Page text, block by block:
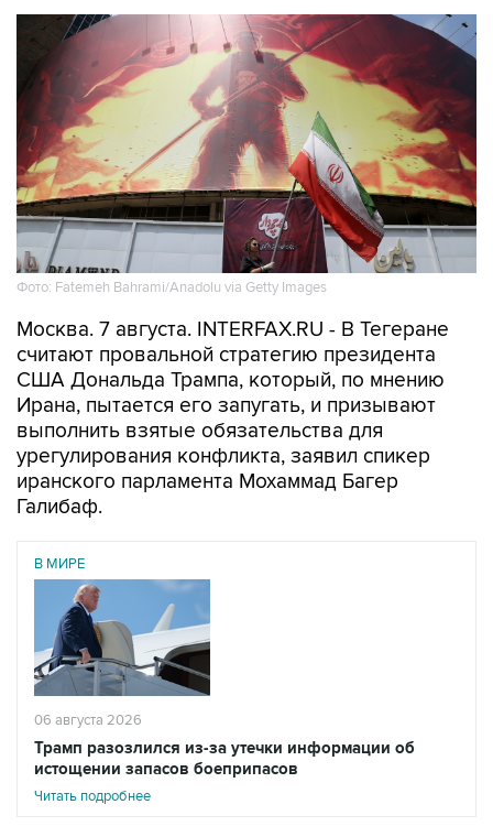
Фото: Fatemeh Bahrami/Anadolu via Getty Images
Москва. 7 августа. INTERFAX.RU - В Тегеране
считают провальной стратегию президента
США Дональда Трампа, который, по мнению
Ирана, пытается его запугать, и призывают
выполнить взятые обязательства для
урегулирования конфликта, заявил спикер
иранского парламента Мохаммад Багер
Галибаф.
В МИРЕ
06 августа 2026
Трамп разозлился из-за утечки информации об
истощении запасов боеприпасов
Читать подробнее